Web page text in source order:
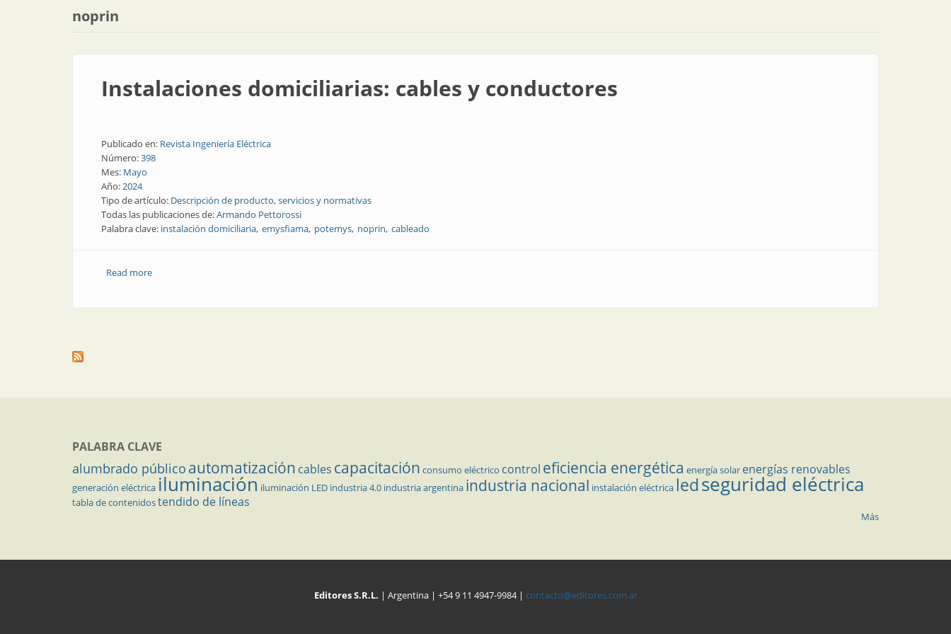
noprin
Instalaciones domiciliarias: cables y conductores
Publicado en: Revista Ingeniería Eléctrica
Número:398
Mes: Mayo
Año:2024
Tipo de artículo: Descripción de producto, servicios y normativas
Todas las publicaciones de:Armando Pettorossi
Palabra clave: instalación domiciliaria emysfiama potemys noprin cableado
Read moreabout Instalaciones domiciliarias: cables y conductores
PALABRA CLAVE
alumbrado público automatización cables capacitación consumo eléctrico control eficiencia energética energía solar energías renovables
generación eléctrica iluminación iluminación LED industria 4.0 industria argentina industria nacional instalación eléctrica ledseguridad eléctrica
tabla de contenidostendido de líneas
Más
Editores S.R.L. | Argentina | +54 9 11 4947-9984 | contacto@editores.com.ar